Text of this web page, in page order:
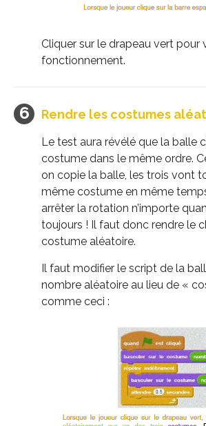
Cliquer sur le drapeau vert pour
fonctionnement.
Rendre les costumes
Le test aura révélé que la balle
costume dans le même ordre.
on copie la balle, les trois vont
même costume en même
arrêter la rotation n’importe
toujours ! Il faut donc rendre le
costume aléatoire.
Il faut modifier le script de la
nombre aléatoire au lieu de «
comme ceci :